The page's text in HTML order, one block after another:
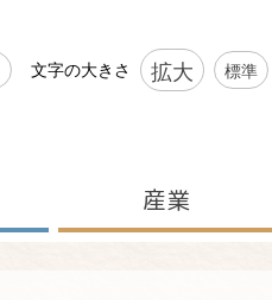
文字の大きさ 拡大 標準
産業